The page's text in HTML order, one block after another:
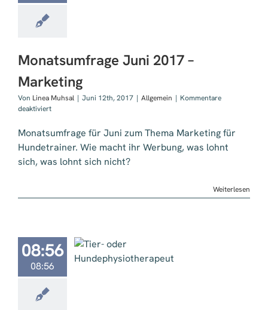
Monatsumfrage Juni 2017 –
Marketing
Von Linea Muhsal | Juni 12th, 2017 | Allgemein | Kommentare
deaktiviertfür
Juni
–
Marketing
Monatsumfrage für Juni zum Thema Marketing für
Hundetrainer. Wie macht ihr Werbung, was lohnt
sich, was lohnt sich nicht?
Weiterlesen
08:56
08:56
oder